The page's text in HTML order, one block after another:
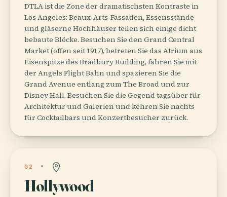
DTLA ist die Zone der dramatischsten Kontraste in
Los Angeles: Beaux-Arts-Fassaden, Essensstände
und gläserne Hochhäuser teilen sich einige dicht
bebaute Blöcke. Besuchen Sie den Grand Central
Market (offen seit 1917), betreten Sie das Atrium aus
Eisenspitze des Bradbury Building, fahren Sie mit
der Angels Flight Bahn und spazieren Sie die
Grand Avenue entlang zum The Broad und zur
Disney Hall. Besuchen Sie die Gegend tagsüber für
Architektur und Galerien und kehren Sie nachts
für Cocktailbars und Konzertbesucher zurück.
02
Hollywood